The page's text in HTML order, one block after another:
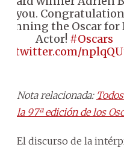
to you.
winning the Oscar for
Actor! #Oscars
Nota relacionada:
la 97ª edición de los
El discurso de la